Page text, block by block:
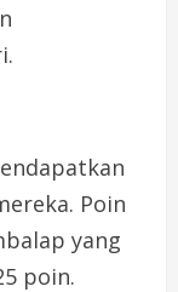
Poin
yang
poin.